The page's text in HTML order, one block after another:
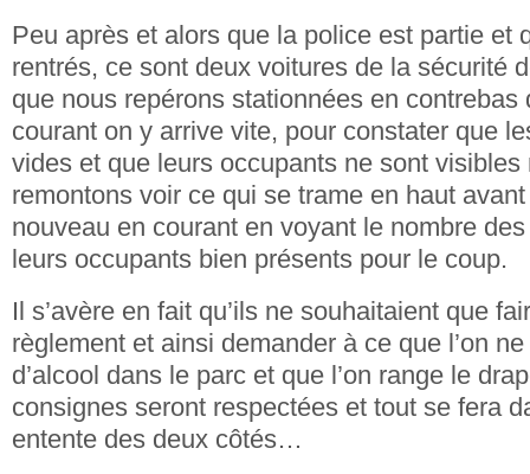
Peu après et alors que la police est partie et
rentrés, ce sont deux voitures de la sécurité
que nous repérons stationnées en contrebas
courant on y arrive vite, pour constater que
vides et que leurs occupants ne sont visibles
remontons voir ce qui se trame en haut
nouveau en courant en voyant le nombre
leurs occupants bien présents pour le coup.
Il s’avère en fait qu’ils ne souhaitaient que
règlement et ainsi demander à ce que l’on
d’alcool dans le parc et que l’on range le
consignes seront respectées et tout se fera
entente des deux côtés…